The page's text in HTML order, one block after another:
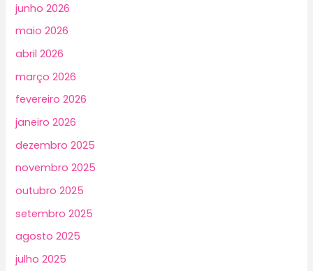
junho 2026
maio 2026
abril 2026
março 2026
fevereiro 2026
janeiro 2026
dezembro 2025
novembro 2025
outubro 2025
setembro 2025
agosto 2025
julho 2025